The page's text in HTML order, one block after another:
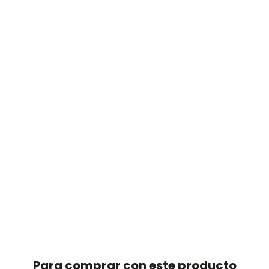
Para comprar con este producto